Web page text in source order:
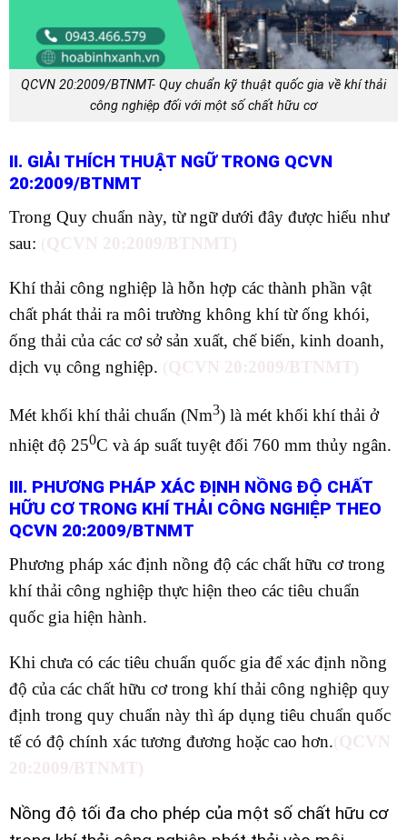
QCVN 20:2009/BTNMT- Quy chuẩn kỹ thuật quốc gia về khí thải
công nghiệp đối với một số chất hữu cơ
II. GIẢI THÍCH THUẬT NGỮ TRONG QCVN
20:2009/BTNMT
Trong Quy chuẩn này, từ ngữ dưới đây được hiểu như
sau:
Khí thải công nghiệp là hỗn hợp các thành phần vật
chất phát thải ra môi trường không khí từ ống khói,
ống thải của các cơ sở sản xuất, chế biến, kinh doanh,
dịch vụ công nghiệp.
Mét khối khí thải chuẩn (Nm3) là mét khối khí thải ở
nhiệt độ 250C và áp suất tuyệt đối 760 mm thủy ngân.
III. PHƯƠNG PHÁP XÁC ĐỊNH NỒNG ĐỘ CHẤT
HỮU CƠ TRONG KHÍ THẢI CÔNG NGHIỆP THEO
QCVN 20:2009/BTNMT
Phương pháp xác định nồng độ các chất hữu cơ trong
khí thải công nghiệp thực hiện theo các tiêu chuẩn
quốc gia hiện hành.
Khi chưa có các tiêu chuẩn quốc gia để xác định nồng
độ của các chất hữu cơ trong khí thải công nghiệp quy
định trong quy chuẩn này thì áp dụng tiêu chuẩn quốc
tế có độ chính xác tương đương hoặc cao hơn.
Nồng độ tối đa cho phép của một số chất hữu cơ